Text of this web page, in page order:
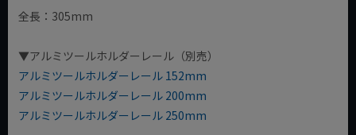
全長：305mm
▼アルミツールホルダーレール（別売）
アルミツールホルダーレール 152mm
アルミツールホルダーレール 200mm
アルミツールホルダーレール 250mm